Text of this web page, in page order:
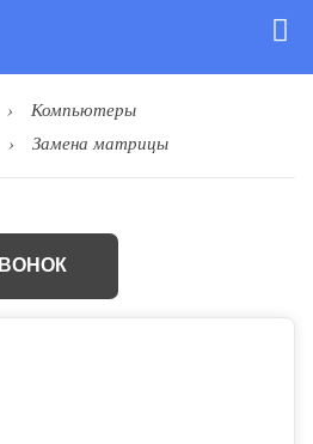
Компьютеры
Замена матрицы